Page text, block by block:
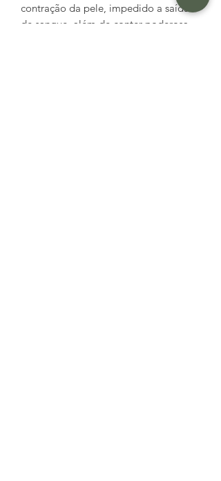
contração da pele, impedido a saída
de sangue, além de conter poderosa